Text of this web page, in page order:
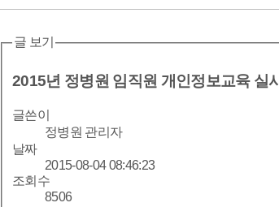
글 보기
2015년 정병원 임직원 개인정보교육 실시
글쓴이
정병원 관리자
날짜
2015-08-04 08:46:23
조회수
8506